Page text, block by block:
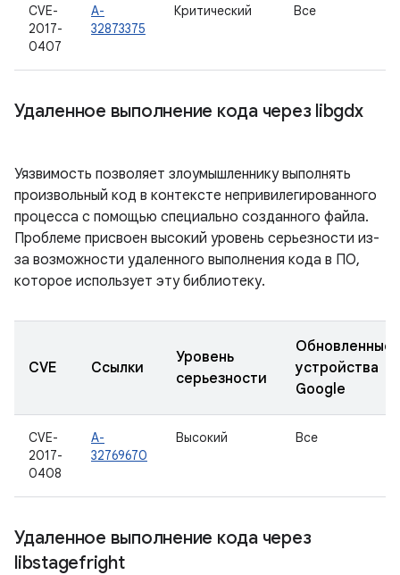
CVE-
2017-
0407
A-
32873375
Критический Все
Удаленное выполнение кода через libgdx
Уязвимость позволяет злоумышленнику выполнять
произвольный код в контексте непривилегированного
процесса с помощью специально созданного файла.
Проблеме присвоен высокий уровень серьезности из-
за возможности удаленного выполнения кода в ПО,
которое использует эту библиотеку.
CVE Ссылки
Уровень
серьезности
Обновленные
устройства
Google
CVE-
2017-
0408
A-
32769670
Высокий Все
Удаленное выполнение кода через
libstagefright